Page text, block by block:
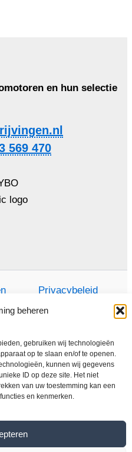
beheren
gebruiken wij technologieën
op te slaan en/of te openen.
kunnen wij gegevens
ID op deze site. Het niet
van uw toestemming kan een
en kenmerken.
en hun selectie
569 470
Privacybeleid
Thuis
ons